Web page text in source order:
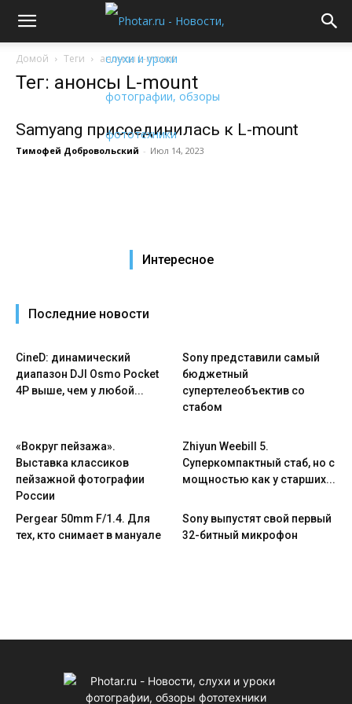
Домой Теги анонсы L-mount
Тег: анонсы L-mount
Samyang присоединилась к L-mount
Тимофей Добровольский - Июл 14, 2023
Интересное
Последние новости
CineD: динамический
диапазон DJI Osmo Pocket
4P выше, чем у любой...
Sony представили самый
бюджетный
супертелеобъектив со
стабом
«Вокруг пейзажа».
Выставка классиков
пейзажной фотографии
России
Zhiyun Weebill 5.
Cуперкомпактный стаб, но с
мощностью как у старших...
Pergear 50mm F/1.4. Для
тех, кто снимает в мануале
Sony выпустят свой первый
32-битный микрофон